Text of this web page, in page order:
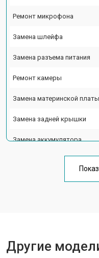
Ремонт микрофона
Замена шлейфа
Замена разъема питания
Ремонт камеры
Замена материнской платы
Замена задней крышки
Замена аккумулятора
Ремонт цепи питания
Другие